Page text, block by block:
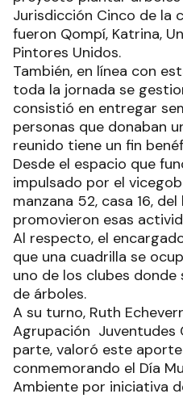
Jurisdicción Cinco de la
fueron Qompí, Katrina,
Pintores Unidos.
También, en línea con
toda la jornada se
consistió en entregar
personas que donaban
reunido tiene un fin
Desde el espacio que
impulsado por el
manzana 52, casa 16,
promovieron esas
Al respecto, el
que una cuadrilla se
uno de los clubes
de árboles.
A su turno, Ruth
Agrupación Juventudes
parte, valoró este
conmemorando el Día
Ambiente por iniciativa